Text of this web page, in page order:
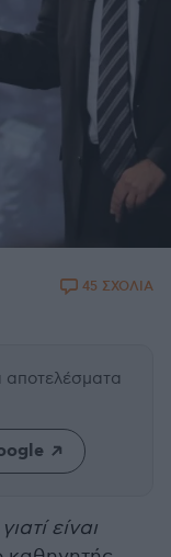
45 ΣΧΟΛΙΑ
αποτελέσματα
είναι